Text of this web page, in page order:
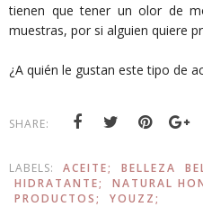
tienen que tener un olor de
muestras, por si alguien quiere
¿A quién le gustan este tipo de
SHARE:
LABELS: ACEITE; BELLEZA
HIDRATANTE;
NATURAL
PRODUCTOS;
YOUZZ;